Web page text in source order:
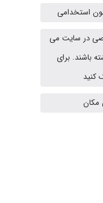
A.balandeh
استخدامی
در سایت می
باشند. برای
کنید
مکان